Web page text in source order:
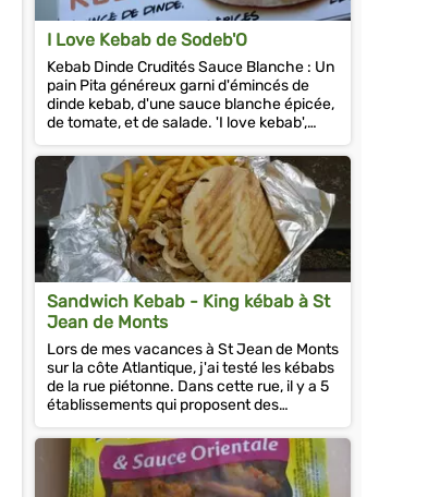
I Love Kebab de Sodeb'O
Kebab Dinde Crudités Sauce Blanche : Un
pain Pita généreux garni d'émincés de
dinde kebab, d'une sauce blanche épicée,
de tomate, et de salade. 'I love kebab',
c'est une recette urbaine...
Sandwich Kebab - King kébab à St
Jean de Monts
Lors de mes vacances à St Jean de Monts
sur la côte Atlantique, j'ai testé les kébabs
de la rue piétonne. Dans cette rue, il y a 5
établissements qui proposent des
kébabs.Dans l'ensemble, il...